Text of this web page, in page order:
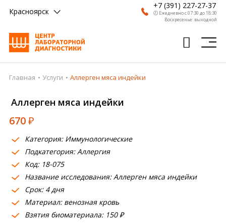
Красноярск
+7 (391) 227-27-37
🕗 Ежедневно с 07:30 до 18:30
Воскресенье: выходной
Главная
Анализы
Врачи
Получить результат
Пациентам
О компании
Где сдать
Главная Услуги Аллерген мяса индейки
Аллерген мяса индейки
670₽
Категория: Иммунологические
Подкатегория: Аллергия
Код: 18-075
Название исследования: Аллерген мяса индейки
Срок: 4 дня
Материал: венозная кровь
Взятия биоматериала: 150 ₽